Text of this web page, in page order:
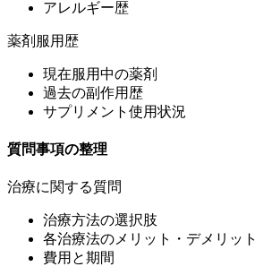
アレルギー歴
薬剤服用歴
現在服用中の薬剤
過去の副作用歴
サプリメント使用状況
質問事項の整理
治療に関する質問
治療方法の選択肢
各治療法のメリット・デメリット
費用と期間